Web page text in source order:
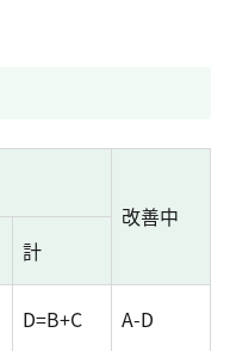
改善中
計
D=B+C A-D